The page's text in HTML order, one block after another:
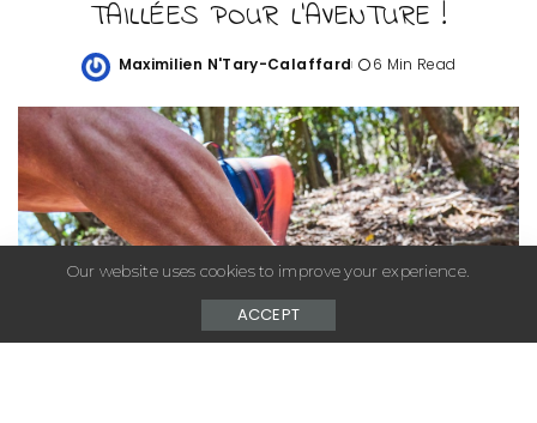
TAILLÉES POUR L’AVENTURE !
Posted
Maximilien N'Tary-Calaffard 6 Min Read
Our website uses cookies to improve your experience.
ACCEPT